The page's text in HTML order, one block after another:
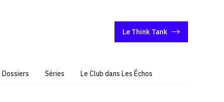
Le Think Tank
Dossiers Séries Le Club dans Les Échos